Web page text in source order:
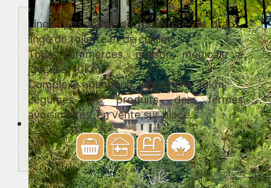
Linge: possibilité de fourniture de draps,
linge de toilette et de cuisine .
Tous commerces, maison médicale à
joyeuse: 10Km.
Complexe aquatique: lablachère: 10km.
Légumes et produits des fermes
avoisinantes, en vente sur place.